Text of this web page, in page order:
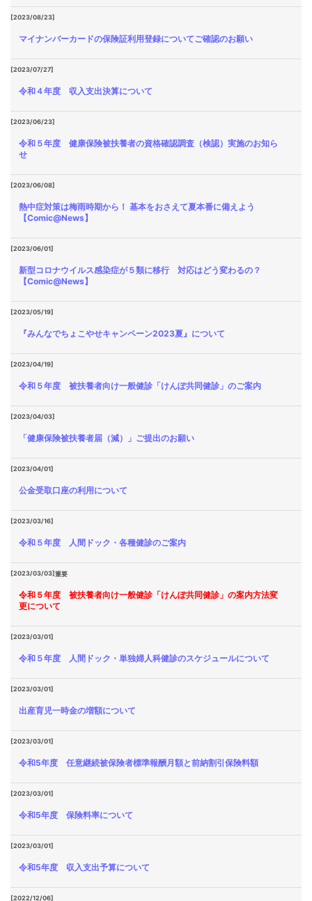
[2023/08/23]
マイナンバーカードの保険証利用登録についてご確認のお願い
[2023/07/27]
令和４年度 収入支出決算について
[2023/06/23]
令和５年度 健康保険被扶養者の資格確認調査（検認）実施のお知ら
せ
[2023/06/08]
熱中症対策は梅雨時期から！ 基本をおさえて夏本番に備えよう
【Comic@News】
[2023/06/01]
新型コロナウイルス感染症が５類に移行 対応はどう変わるの？
【Comic@News】
[2023/05/19]
『みんなでちょこやせキャンペーン2023夏』について
[2023/04/19]
令和５年度 被扶養者向け一般健診「けんぽ共同健診」のご案内
[2023/04/03]
「健康保険被扶養者届（減）」ご提出のお願い
[2023/04/01]
公金受取口座の利用について
[2023/03/16]
令和５年度 人間ドック・各種健診のご案内
[2023/03/03]重要
令和５年度 被扶養者向け一般健診「けんぽ共同健診」の案内方法変
更について
[2023/03/01]
令和５年度 人間ドック・単独婦人科健診のスケジュールについて
[2023/03/01]
出産育児一時金の増額について
[2023/03/01]
令和5年度 任意継続被保険者標準報酬月額と前納割引保険料額
[2023/03/01]
令和5年度 保険料率について
[2023/03/01]
令和5年度 収入支出予算について
[2022/12/06]